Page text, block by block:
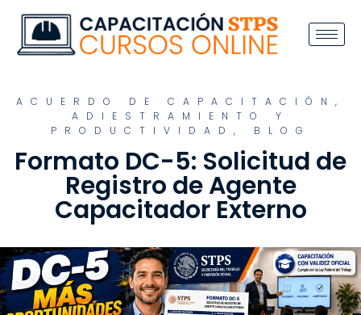
ACUERDO DE CAPACITACIÓN,
ADIESTRAMIENTO Y
PRODUCTIVIDAD , BLOG
Formato DC-5: Solicitud de
Registro de Agente
Capacitador Externo